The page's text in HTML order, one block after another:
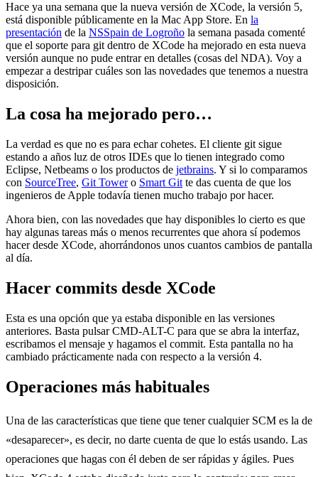
Hace ya una semana que la nueva versión de XCode, la versión 5,
está disponible públicamente en la Mac App Store. En la
presentación de la NSSpain de Logroño la semana pasada comenté
que el soporte para git dentro de XCode ha mejorado en esta nueva
versión aunque no pude entrar en detalles (cosas del NDA). Voy a
empezar a destripar cuáles son las novedades que tenemos a nuestra
disposición.
La cosa ha mejorado pero…
La verdad es que no es para echar cohetes. El cliente git sigue
estando a años luz de otros IDEs que lo tienen integrado como
Eclipse, Netbeams o los productos de jetbrains. Y si lo comparamos
con SourceTree, Git Towero Smart Git te das cuenta de que los
ingenieros de Apple todavía tienen mucho trabajo por hacer.
Ahora bien, con las novedades que hay disponibles lo cierto es que
hay algunas tareas más o menos recurrentes que ahora sí podemos
hacer desde XCode, ahorrándonos unos cuantos cambios de pantalla
al día.
Hacer commits desde XCode
Esta es una opción que ya estaba disponible en las versiones
anteriores. Basta pulsar CMD-ALT-C para que se abra la interfaz,
escribamos el mensaje y hagamos el commit. Esta pantalla no ha
cambiado prácticamente nada con respecto a la versión 4.
Operaciones más habituales
Una de las características que tiene que tener cualquier SCM es la de
«desaparecer», es decir, no darte cuenta de que lo estás usando. Las
operaciones que hagas con él deben de ser rápidas y ágiles. Pues